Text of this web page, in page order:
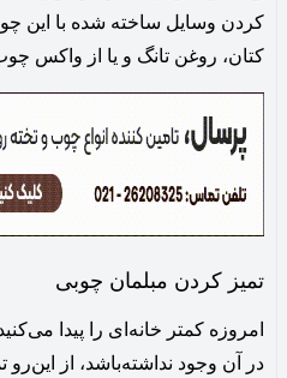
کردن وسایل ساخته شده با این
کتان، روغن تانگ و یا از واکس
تمیز کردن مبلمان چوبی
امروزه کمتر خانه‌ای را پیدا
در آن وجود نداشته‌باشد، از